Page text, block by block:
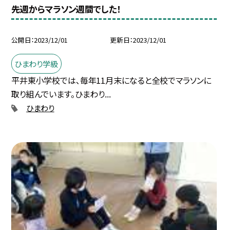
先週からマラソン週間でした！
公開日 2023/12/01 更新日 2023/12/01
ひまわり学級
平井東小学校では、毎年11月末になると全校でマラソンに
取り組んでいます。ひまわり...
ひまわり